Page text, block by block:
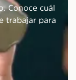
Conoce cuál
trabajar para